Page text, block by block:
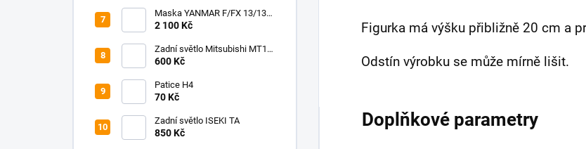
Maska YANMAR F/FX 13/130-
17/170
2 100 Kč
Zadní světlo Mitsubishi MT14-
MT20
600 Kč
Patice H4
70 Kč
Zadní světlo ISEKI TA
850 Kč
Figurka má výšku přibližně 20 cm a
Odstín výrobku se může mírně lišit.
Doplňkové parametry